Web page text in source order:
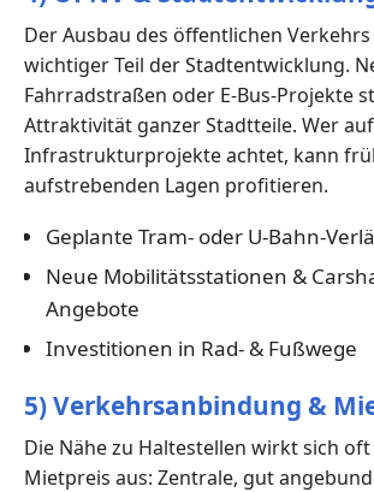
Der Ausbau des öffentlichen
wichtiger Teil der Stadtentwicklung.
Fahrradstraßen oder E-Bus-Projekte
Attraktivität ganzer Stadtteile. Wer
Infrastrukturprojekte achtet, kann
aufstrebenden Lagen profitieren.
Geplante Tram- oder U-Bahn-
Neue Mobilitätsstationen &
Angebote
Investitionen in Rad- & Fußwege
5) Verkehrsanbindung &
Die Nähe zu Haltestellen wirkt sich
Mietpreis aus: Zentrale, gut